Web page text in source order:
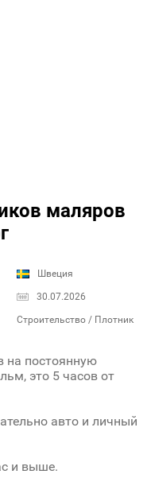
маляров
Швеция
30.07.2026
Строительство / Плотник
на постоянную
это 5 часов от
авто и личный
и выше.